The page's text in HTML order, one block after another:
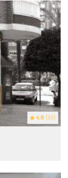
4.8 (39)